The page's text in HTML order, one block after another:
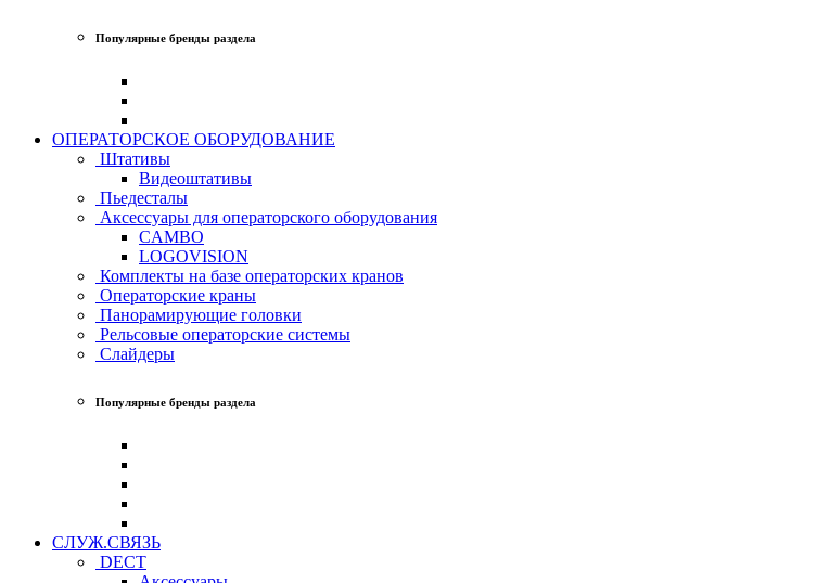
Популярные бренды раздела
ОПЕРАТОРСКОЕ ОБОРУДОВАНИЕ
Штативы
Видеоштативы
Пьедесталы
Аксессуары для операторского оборудования
CAMBO
LOGOVISION
Комплекты на базе операторских кранов
Операторские краны
Панорамирующие головки
Рельсовые операторские системы
Слайдеры
Популярные бренды раздела
СЛУЖ.СВЯЗЬ
DECT